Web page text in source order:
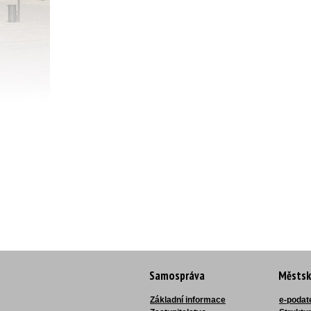
Samospráva
Základní informace
e-